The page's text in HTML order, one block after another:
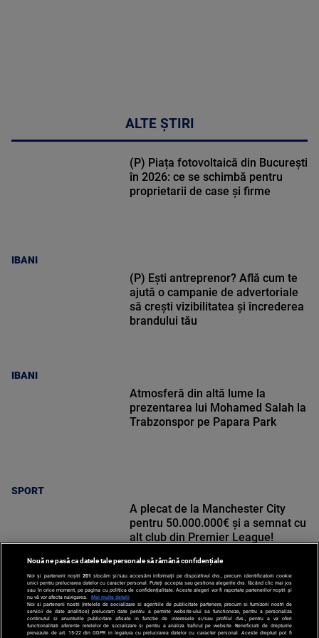
ALTE ȘTIRI
IBANI
(P) Piața fotovoltaică din București
în 2026: ce se schimbă pentru
proprietarii de case și firme
IBANI
(P) Ești antreprenor? Află cum te
ajută o campanie de advertoriale
să crești vizibilitatea și încrederea
brandului tău
SPORT
Atmosferă din altă lume la
prezentarea lui Mohamed Salah la
Trabzonspor pe Papara Park
SPORT
A plecat de la Manchester City
pentru 50.000.000€ și a semnat cu
alt club din Premier League!
Nouă ne pasă ca datele tale personale să rămână confidențiale
Noi și partenerii noștri 201 stocăm și/sau accesăm informații pe dispozitivul dvs., precum identificatorii cookie
unici pentru prelucrarea datelor cu caracter personal. Puteți accepta sau gestiona alegerile dvs. făcând clic mai jos
sau în orice moment, pe pagina cu politica de confidențialitate. Aceste alegeri vor fi raportate partenerilor noștri și
nu vă vor afecta navigarea.
Mai multe detalii
Noi si partenerii nostri (retelele de socializare si agentiile de publicitate partenere, precum si furnizorii nostri de
servicii de date analitice) prelucram date pentru a permite website-ului sa functioneze, pentru a personaliza
continutul si anunturile publicitare afisate in functie de interesele si/sau profilul dvs., pentru a va oferi
functionalitati aferente retelelor de socializare si pentru a analiza traficul pe website. Beneficiati de drepturile
prevazute de art. 15-22 din GDPR in legatura cu prelucrarea datelor cu caracter personal. Aceste drepturi pot fi